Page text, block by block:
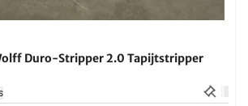
Duro-Stripper 2.0 Tapijtstripper